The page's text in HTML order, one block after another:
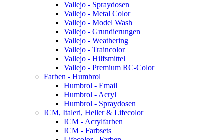
Vallejo - Spraydosen
Vallejo - Metal Color
Vallejo - Model Wash
Vallejo - Grundierungen
Vallejo - Weathering
Vallejo - Traincolor
Vallejo - Hilfsmittel
Vallejo - Premium RC-Color
Farben - Humbrol
Humbrol - Email
Humbrol - Acryl
Humbrol - Spraydosen
ICM, Italeri, Heller & Lifecolor
ICM - Acrylfarben
ICM - Farbsets